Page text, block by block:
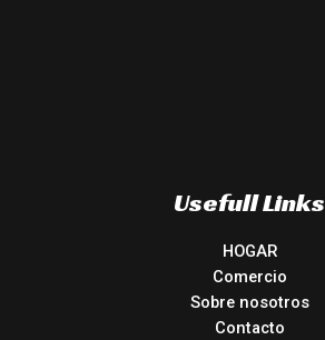
Usefull Links
HOGAR
Comercio
Sobre nosotros
Contacto